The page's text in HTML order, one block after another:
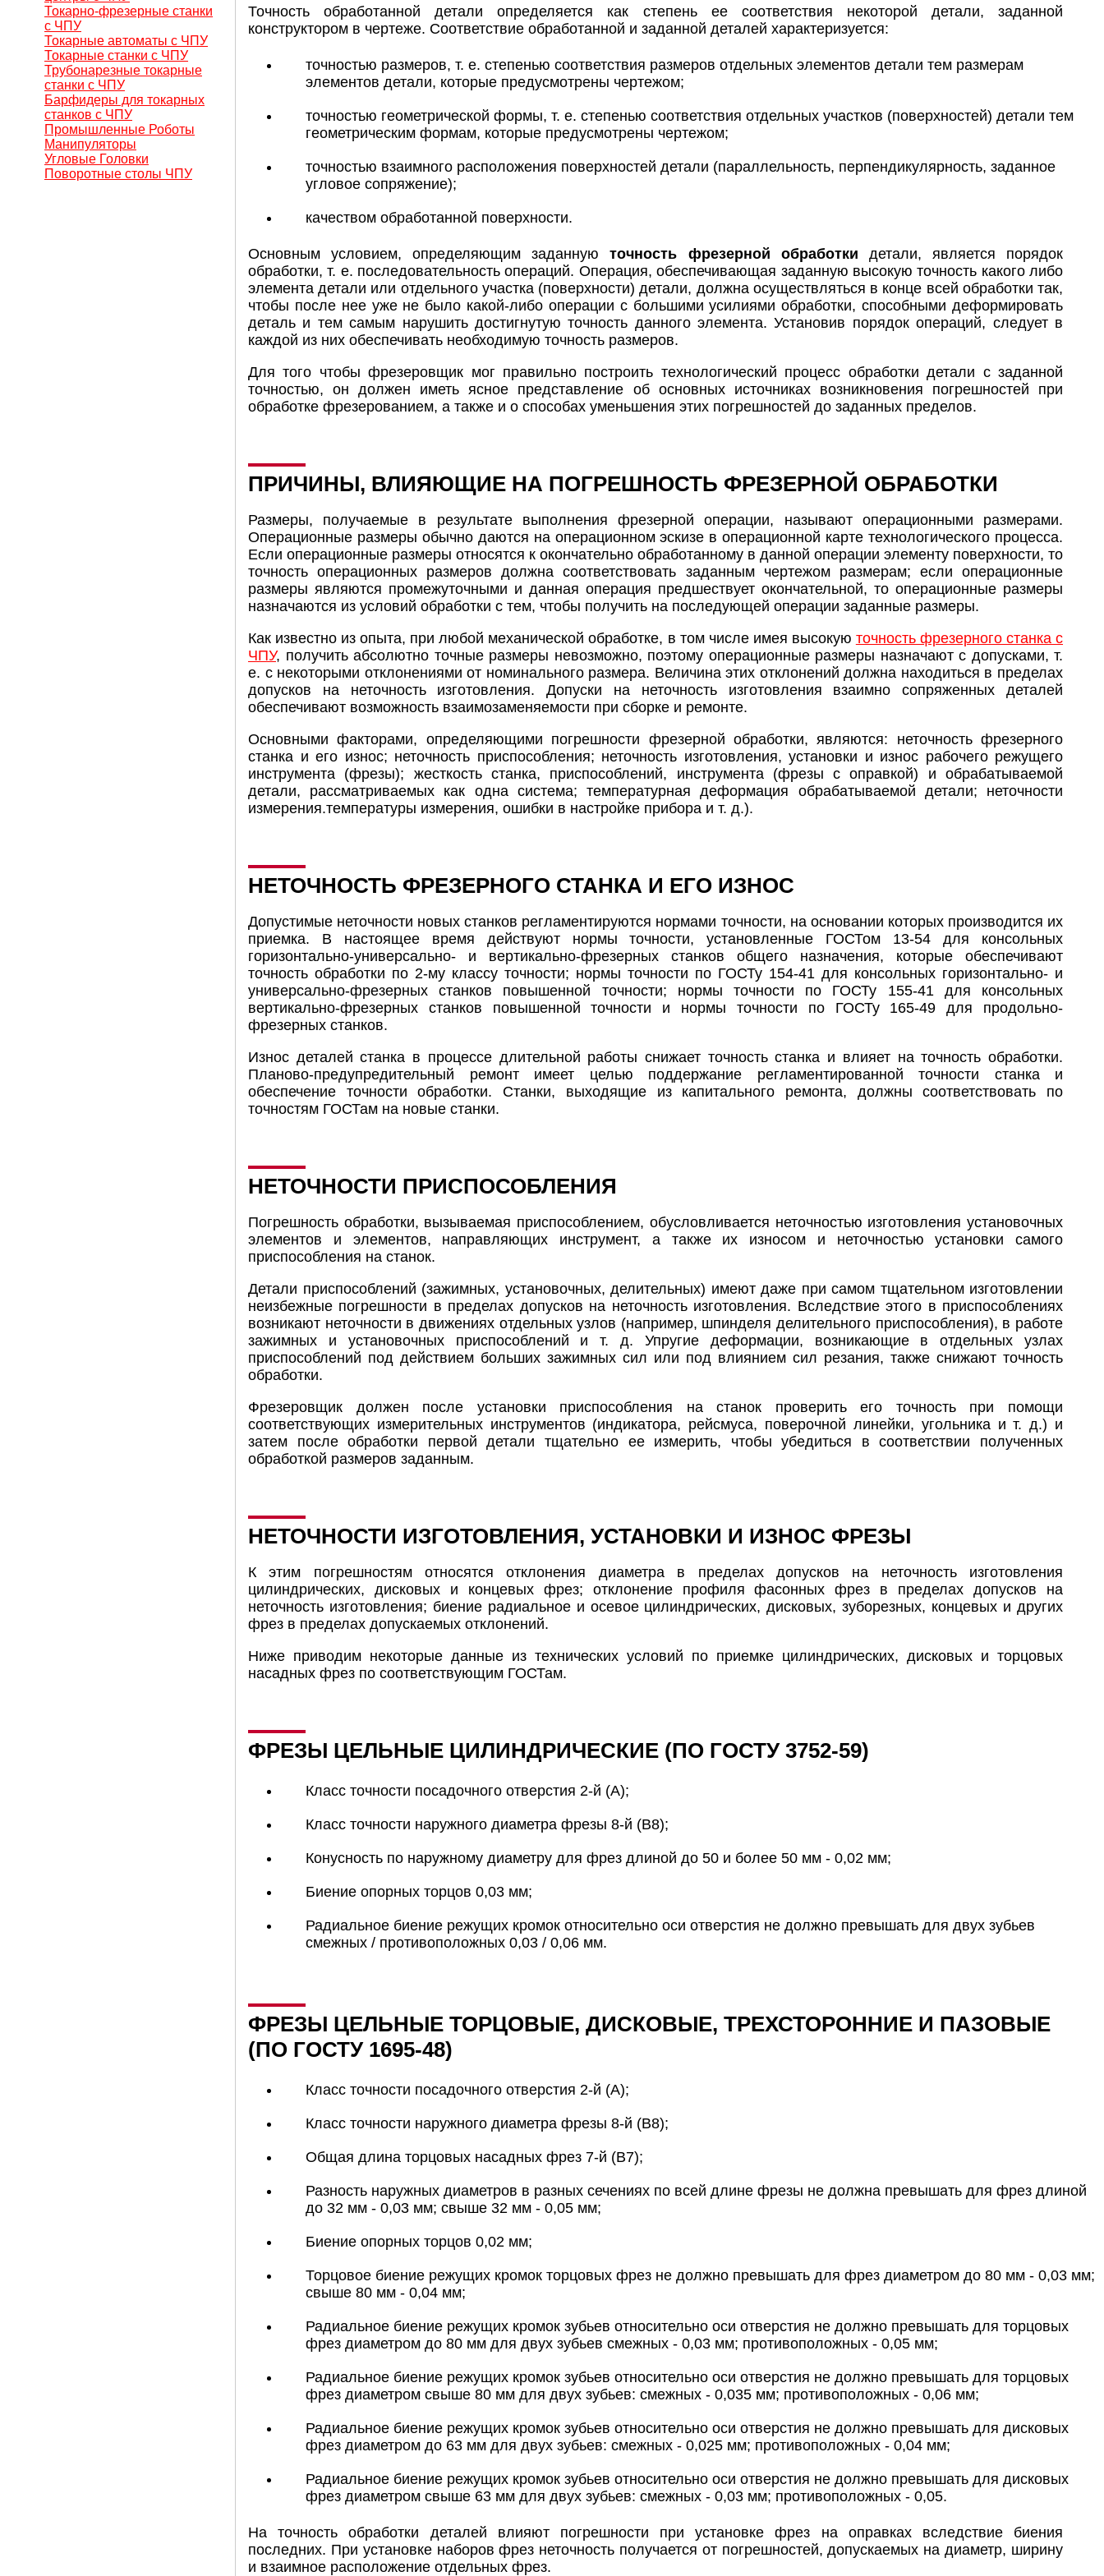
Токарно-фрезерные станки
с ЧПУ
Токарные автоматы с ЧПУ
Токарные станки с ЧПУ
Трубонарезные токарные
станки с ЧПУ
Барфидеры для токарных
станков с ЧПУ
Промышленные Роботы
Манипуляторы
Угловые Головки
Поворотные столы ЧПУ
Точность обработанной детали определяется как степень ее соответствия некоторой детали, заданной
конструктором в чертеже. Соответствие обработанной и заданной деталей характеризуется:
точностью размеров, т. е. степенью соответствия размеров отдельных элементов детали тем размерам
элементов детали, которые предусмотрены чертежом;
точностью геометрической формы, т. е. степенью соответствия отдельных участков (поверхностей) детали тем
геометрическим формам, которые предусмотрены чертежом;
точностью взаимного расположения поверхностей детали (параллельность, перпендикулярность, заданное
угловое сопряжение);
качеством обработанной поверхности.
Основным условием, определяющим заданнуюточность фрезерной обработки детали, является порядок
обработки, т. е. последовательность операций. Операция, обеспечивающая заданную высокую точность какого либо
элемента детали или отдельного участка (поверхности) детали, должна осуществляться в конце всей обработки так,
чтобы после нее уже не было какой-либо операции с большими усилиями обработки, способными деформировать
деталь и тем самым нарушить достигнутую точность данного элемента. Установив порядок операций, следует в
каждой из них обеспечивать необходимую точность размеров.
Для того чтобы фрезеровщик мог правильно построить технологический процесс обработки детали с заданной
точностью, он должен иметь ясное представление об основных источниках возникновения погрешностей при
обработке фрезерованием, а также и о способах уменьшения этих погрешностей до заданных пределов.
ПРИЧИНЫ, ВЛИЯЮЩИЕ НА ПОГРЕШНОСТЬ ФРЕЗЕРНОЙ ОБРАБОТКИ
Размеры, получаемые в результате выполнения фрезерной операции, называют операционными размерами.
Операционные размеры обычно даются на операционном эскизе в операционной карте технологического процесса.
Если операционные размеры относятся к окончательно обработанному в данной операции элементу поверхности, то
точность операционных размеров должна соответствовать заданным чертежом размерам; если операционные
размеры являются промежуточными и данная операция предшествует окончательной, то операционные размеры
назначаются из условий обработки с тем, чтобы получить на последующей операции заданные размеры.
Как известно из опыта, при любой механической обработке, в том числе имея высокую точность фрезерного станка с
ЧПУ, получить абсолютно точные размеры невозможно, поэтому операционные размеры назначают с допусками, т.
е. с некоторыми отклонениями от номинального размера. Величина этих отклонений должна находиться в пределах
допусков на неточность изготовления. Допуски на неточность изготовления взаимно сопряженных деталей
обеспечивают возможность взаимозаменяемости при сборке и ремонте.
Основными факторами, определяющими погрешности фрезерной обработки, являются: неточность фрезерного
станка и его износ; неточность приспособления; неточность изготовления, установки и износ рабочего режущего
инструмента (фрезы); жесткость станка, приспособлений, инструмента (фрезы с оправкой) и обрабатываемой
детали, рассматриваемых как одна система; температурная деформация обрабатываемой детали; неточности
измерения.температуры измерения, ошибки в настройке прибора и т. д.).
НЕТОЧНОСТЬ ФРЕЗЕРНОГО СТАНКА И ЕГО ИЗНОС
Допустимые неточности новых станков регламентируются нормами точности, на основании которых производится их
приемка. В настоящее время действуют нормы точности, установленные ГОСТом 13-54 для консольных
горизонтально-универсально- и вертикально-фрезерных станков общего назначения, которые обеспечивают
точность обработки по 2-му классу точности; нормы точности по ГОСТу 154-41 для консольных горизонтально- и
универсально-фрезерных станков повышенной точности; нормы точности по ГОСТу 155-41 для консольных
вертикально-фрезерных станков повышенной точности и нормы точности по ГОСТу 165-49 для продольно-
фрезерных станков.
Износ деталей станка в процессе длительной работы снижает точность станка и влияет на точность обработки.
Планово-предупредительный ремонт имеет целью поддержание регламентированной точности станка и
обеспечение точности обработки. Станки, выходящие из капитального ремонта, должны соответствовать по
точностям ГОСТам на новые станки.
НЕТОЧНОСТИ ПРИСПОСОБЛЕНИЯ
Погрешность обработки, вызываемая приспособлением, обусловливается неточностью изготовления установочных
элементов и элементов, направляющих инструмент, а также их износом и неточностью установки самого
приспособления на станок.
Детали приспособлений (зажимных, установочных, делительных) имеют даже при самом тщательном изготовлении
неизбежные погрешности в пределах допусков на неточность изготовления. Вследствие этого в приспособлениях
возникают неточности в движениях отдельных узлов (например, шпинделя делительного приспособления), в работе
зажимных и установочных приспособлений и т. д. Упругие деформации, возникающие в отдельных узлах
приспособлений под действием больших зажимных сил или под влиянием сил резания, также снижают точность
обработки.
Фрезеровщик должен после установки приспособления на станок проверить его точность при помощи
соответствующих измерительных инструментов (индикатора, рейсмуса, поверочной линейки, угольника и т. д.) и
затем после обработки первой детали тщательно ее измерить, чтобы убедиться в соответствии полученных
обработкой размеров заданным.
НЕТОЧНОСТИ ИЗГОТОВЛЕНИЯ, УСТАНОВКИ И ИЗНОС ФРЕЗЫ
К этим погрешностям относятся отклонения диаметра в пределах допусков на неточность изготовления
цилиндрических, дисковых и концевых фрез; отклонение профиля фасонных фрез в пределах допусков на
неточность изготовления; биение радиальное и осевое цилиндрических, дисковых, зуборезных, концевых и других
фрез в пределах допускаемых отклонений.
Ниже приводим некоторые данные из технических условий по приемке цилиндрических, дисковых и торцовых
насадных фрез по соответствующим ГОСТам.
ФРЕЗЫ ЦЕЛЬНЫЕ ЦИЛИНДРИЧЕСКИЕ (ПО ГОСТУ 3752-59)
Класс точности посадочного отверстия 2-й (А);
Класс точности наружного диаметра фрезы 8-й (B8);
Конусность по наружному диаметру для фрез длиной до 50 и более 50 мм - 0,02 мм;
Биение опорных торцов 0,03 мм;
Радиальное биение режущих кромок относительно оси отверстия не должно превышать для двух зубьев
смежных / противоположных 0,03 / 0,06 мм.
ФРЕЗЫ ЦЕЛЬНЫЕ ТОРЦОВЫЕ, ДИСКОВЫЕ, ТРЕХСТОРОННИЕ И ПАЗОВЫЕ
(ПО ГОСТУ 1695-48)
Класс точности посадочного отверстия 2-й (А);
Класс точности наружного диаметра фрезы 8-й (В8);
Общая длина торцовых насадных фрез 7-й (B7);
Разность наружных диаметров в разных сечениях по всей длине фрезы не должна превышать для фрез длиной
до 32 мм - 0,03 мм; свыше 32 мм - 0,05 мм;
Биение опорных торцов 0,02 мм;
Торцовое биение режущих кромок торцовых фрез не должно превышать для фрез диаметром до 80 мм - 0,03 мм;
свыше 80 мм - 0,04 мм;
Радиальное биение режущих кромок зубьев относительно оси отверстия не должно превышать для торцовых
фрез диаметром до 80 мм для двух зубьев смежных - 0,03 мм; противоположных - 0,05 мм;
Радиальное биение режущих кромок зубьев относительно оси отверстия не должно превышать для торцовых
фрез диаметром свыше 80 мм для двух зубьев: смежных - 0,035 мм; противоположных - 0,06 мм;
Радиальное биение режущих кромок зубьев относительно оси отверстия не должно превышать для дисковых
фрез диаметром до 63 мм для двух зубьев: смежных - 0,025 мм; противоположных - 0,04 мм;
Радиальное биение режущих кромок зубьев относительно оси отверстия не должно превышать для дисковых
фрез диаметром свыше 63 мм для двух зубьев: смежных - 0,03 мм; противоположных - 0,05.
На точность обработки деталей влияют погрешности при установке фрез на оправках вследствие биения
последних. При установке наборов фрез неточность получается от погрешностей, допускаемых на диаметр, ширину
и взаимное расположение отдельных фрез.